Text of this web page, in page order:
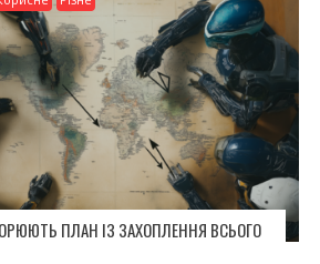
ПЛАН ІЗ ЗАХОПЛЕННЯ ВСЬОГО